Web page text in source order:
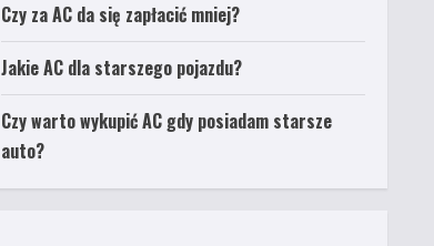
Czy za AC da się zapłacić mniej?
Jakie AC dla starszego pojazdu?
Czy warto wykupić AC gdy posiadam starsze
auto?